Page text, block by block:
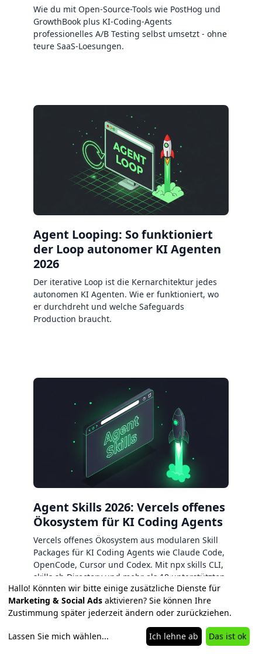
Wie du mit Open-Source-Tools wie PostHog und
GrowthBook plus KI-Coding-Agents
professionelles A/B Testing selbst umsetzt - ohne
teure SaaS-Loesungen.
Agent Looping: So funktioniert
der Loop autonomer KI Agenten
2026
Der iterative Loop ist die Kernarchitektur jedes
autonomen KI Agenten. Wie er funktioniert, wo
er durchdreht und welche Safeguards
Production braucht.
Agent Skills 2026: Vercels offenes
Ökosystem für KI Coding Agents
Vercels offenes Ökosystem aus modularen Skill
Packages für KI Coding Agents wie Claude Code,
OpenCode, Cursor und Codex. Mit npx skills CLI,
skills.sh Directory und mehr als 18 unterstützten
Agenten.
Hallo! Könnten wir bitte einige zusätzliche Dienste für
Marketing & Social Ads aktivieren? Sie können Ihre
Zustimmung später jederzeit ändern oder zurückziehen.
Lassen Sie mich wählen... Ich lehne ab Das ist ok